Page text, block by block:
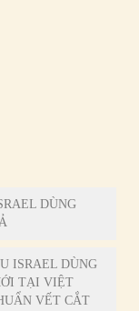
DÙNG
ISRAEL DÙNG
TẠI VIỆT
VẾT CẮT